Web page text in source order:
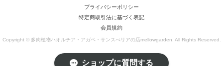
プライバシーポリシー
特定商取引法に基づく表記
会員規約
Copyright © 多肉植物ハオルチア・アガベ・サンスべリアの店mellowgarden. All Rights Reserved.
ショップに質問する